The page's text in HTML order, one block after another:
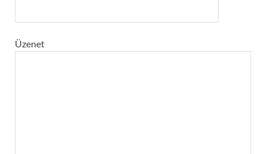
Üzenet